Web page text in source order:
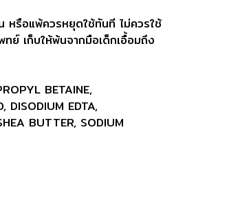
หรือแพ้ควรหยุดใช้ทันที ไม่ควรใช้
ย์ เก็บให้พ้นจากมือเด็กเอื้อมถึง
BETAINE,
DISODIUM EDTA,
BUTTER, SODIUM